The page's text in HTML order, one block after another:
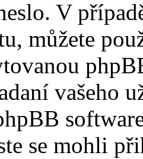
V
můžete
vašeho
se mohli